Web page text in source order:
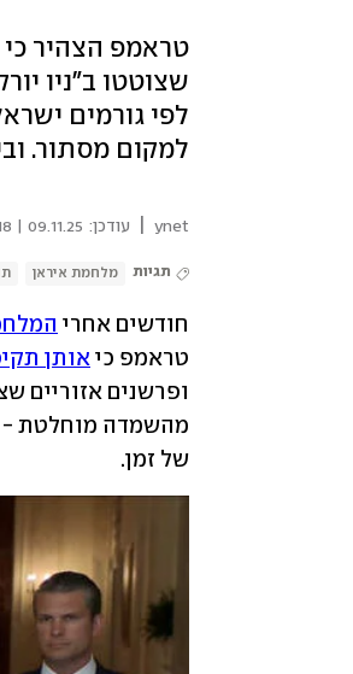
טראמפ הצהיר כי
שצוטטו ב"ניו
למקום מסתור.
ynet עודכן: 09.11.25 | 22:18
תגיות מלחמת איראן
חודשים אחרי
טראמפ כי אותן
של זמן.